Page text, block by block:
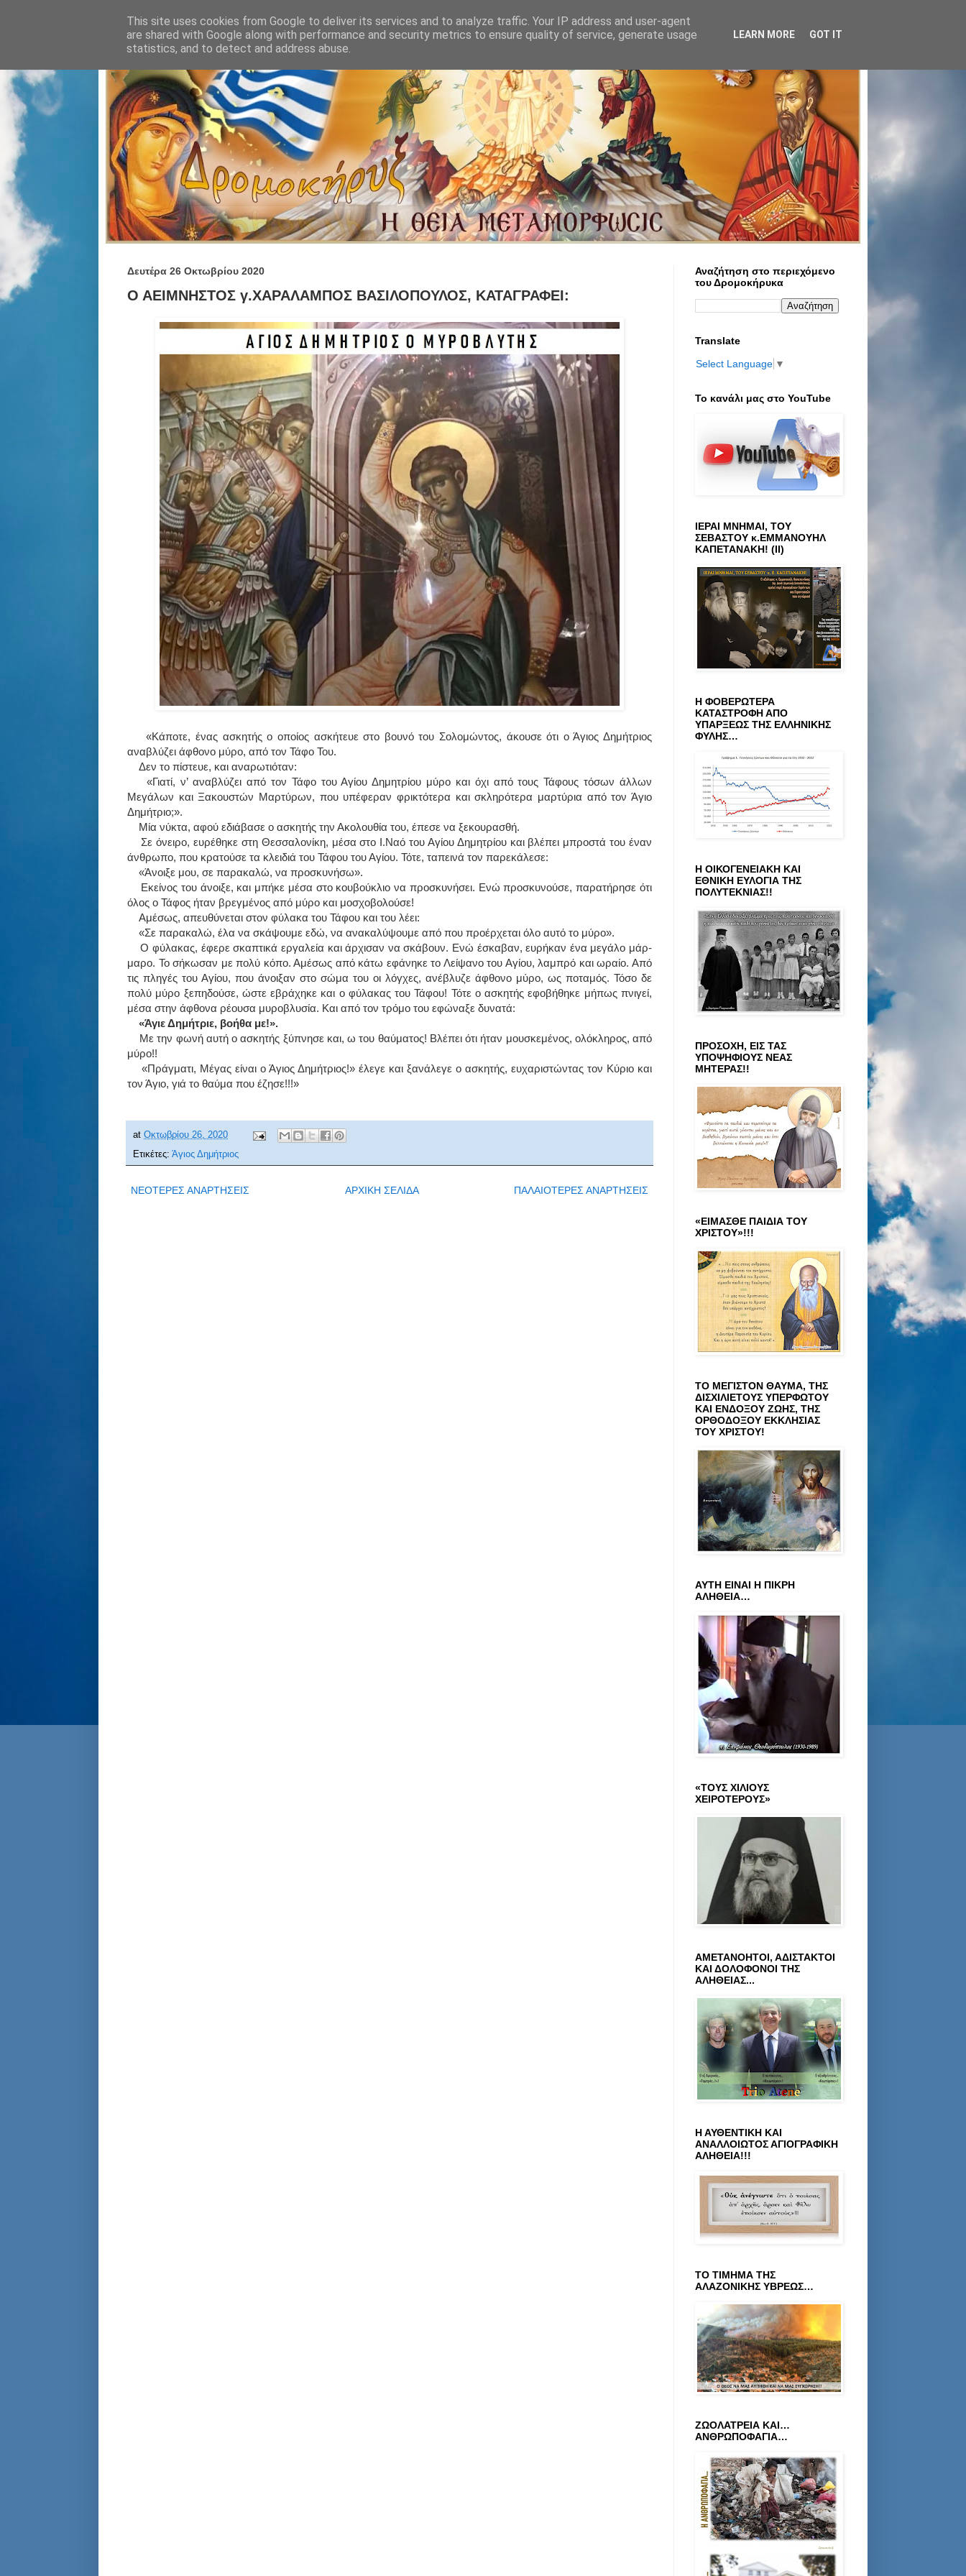
Δευτέρα 26 Οκτωβρίου 2020
Ο ΑΕΙΜΝΗΣΤΟΣ γ.ΧΑΡΑΛΑΜΠΟΣ ΒΑΣΙΛΟΠΟΥΛΟΣ, ΚΑΤΑΓΡΑΦΕΙ:
«Κάποτε, ένας ασκητής ο οποίος ασκήτευε στο βουνό του Σολομώντος, άκουσε ότι ο Άγιος Δημήτριος
αναβλύζει άφθονο μύρο, από τον Τάφο Του.
Δεν το πίστευε, και αναρωτιόταν:
«Γιατί, ν’ αναβλύζει από τον Τάφο του Αγίου Δημητρίου μύρο και όχι από τους Τά­φους τόσων άλλων
Μεγάλων και Ξακουστών Μαρτύ­ρων, που υπέ­φεραν φρικτότερα και σκληρότερα μαρτύ­ρια από τον Άγιο
Δημή­τριο;».
Μία νύκτα, αφού εδιάβασε ο α­σκη­τής την Ακολουθία του, έπεσε να ξεκουρασθή.
Σε όνειρο, ευρέθηκε στη Θεσσαλονίκη, μέσα στο Ι.Ναό του Αγίου Δημητρίου και βλέπει μπροστά του έναν
άνθρω­πο, που κρατούσε τα κλειδιά του Τάφου του Αγίου. Τότε, ταπεινά τον παρεκάλεσε:
«Άνοιξε μου, σε παρακαλώ, να προσκυ­νήσω».
Εκείνος του άνοιξε, και μπήκε μέσα στο κουβού­κλιο να προσ­κυνήσει. Ενώ προσκυνού­σε, παρατήρησε ότι
όλος ο Τάφος ήταν βρε­γμέ­νος από μύρο και μοσχοβολούσε!
Αμέσως, απευθύνεται στον φύλακα του Τάφου και του λέει:
«Σε παρακαλώ, έλα να σκάψουμε εδώ, να ανακαλύψουμε από που προέρχεται όλο αυτό το μύρο».
Ο φύλακας, έφερε σκα­πτικά εργαλεία και άρχισαν να σκάβουν. Ενώ έσκαβαν, ευρήκαν ένα μεγάλο μάρ­
μαρο. Το σήκωσαν με πολύ κόπο. Αμέσως από κάτω εφάνηκε το Λείψανο του Αγίου, λαμπρό και ωραίο. Από
τις πληγές του Αγίου, που άνοιξαν στο σώμα του οι λόγχες, ανέβλυζε άφθονο μύρο, ως ποταμός. Τόσο δε
πολύ μύρο ξεπηδούσε, ώστε εβράχηκε και ο φύλακας του Τάφου! Τότε ο ασκητής εφοβήθηκε μήπως πνιγεί,
μέσα στην άφθονα ρέουσα μυροβλυσία. Και από τον τρόμο του εφώναξε δυνατά:
«Άγιε Δημήτριε, βοήθα με!».
Με την φωνή αυτή ο ασκητής ξύπνησε και, ω του θαύματος! Βλέπει ότι ήταν μουσκεμένος, ολόκληρος, από
μύρο!!
«Πράγματι, Μέγας είναι ο Άγιος Δημή­τριος!» έλεγε και ξανάλεγε ο ασκητής, ευχαριστώντας τον Κύριο και
τον Άγιο, γιά το θαύμα που έζησε!!!»
at Οκτωβρίου 26, 2020
Ετικέτες: Άγιος Δημήτριος
ΝΕΟΤΕΡΕΣ ΑΝΑΡΤΗΣΕΙΣ ΠΑΛΑΙΟΤΕΡΕΣ ΑΝΑΡΤΗΣΕΙΣ
ΑΡΧΙΚΗ ΣΕΛΙΔΑ
Αναζήτηση στο περιεχόμενο
του Δρομοκήρυκα
Translate
Select Language ▼
Το κανάλι μας στο ΥοuTube
ΙΕΡΑΙ ΜΝΗΜΑΙ, ΤΟΥ
ΣΕΒΑΣΤΟΥ κ.ΕΜΜΑΝΟΥΗΛ
ΚΑΠΕΤΑΝΑΚΗ! (ΙΙ)
Η ΦΟΒΕΡΩΤΕΡΑ
ΚΑΤΑΣΤΡΟΦΗ ΑΠΟ
ΥΠΑΡΞΕΩΣ ΤΗΣ ΕΛΛΗΝΙΚΗΣ
ΦΥΛΗΣ…
Η ΟΙΚΟΓΕΝΕΙΑΚΗ ΚΑΙ
ΕΘΝΙΚΗ ΕΥΛΟΓΙΑ ΤΗΣ
ΠΟΛΥΤΕΚΝΙΑΣ!!
ΠΡΟΣΟΧΗ, ΕΙΣ ΤΑΣ
ΥΠΟΨΗΦΙΟΥΣ ΝΕΑΣ
ΜΗΤΕΡΑΣ!!
«ΕΙΜΑΣΘΕ ΠΑΙΔΙΑ ΤΟΥ
ΧΡΙΣΤΟΥ»!!!
ΤΟ ΜΕΓΙΣΤΟΝ ΘΑΥΜΑ, ΤΗΣ
ΔΙΣΧΙΛΙΕΤΟΥΣ ΥΠΕΡΦΩΤΟΥ
ΚΑΙ ΕΝΔΟΞΟΥ ΖΩΗΣ, ΤΗΣ
ΟΡΘΟΔΟΞΟΥ ΕΚΚΛΗΣΙΑΣ
ΤΟΥ ΧΡΙΣΤΟΥ!
ΑΥΤΗ ΕΙΝΑΙ Η ΠΙΚΡΗ
ΑΛΗΘΕΙΑ…
«ΤΟΥΣ ΧΙΛΙΟΥΣ
ΧΕΙΡΟΤΕΡΟΥΣ»
ΑΜΕΤΑΝΟΗΤΟΙ, ΑΔΙΣΤΑΚΤΟΙ
ΚΑΙ ΔΟΛΟΦΟΝΟΙ ΤΗΣ
ΑΛΗΘΕΙΑΣ...
Η ΑΥΘΕΝΤΙΚΗ ΚΑΙ
ΑΝΑΛΛΟΙΩΤΟΣ ΑΓΙΟΓΡΑΦΙΚΗ
ΑΛΗΘΕΙΑ!!!
ΤΟ ΤΙΜΗΜΑ ΤΗΣ
ΑΛΑΖΟΝΙΚΗΣ ΥΒΡΕΩΣ…
ΖΩΟΛΑΤΡΕΙΑ ΚΑΙ…
ΑΝΘΡΩΠΟΦΑΓΙΑ…
This site uses cookies from Google to deliver its services and to analyze traffic. Your IP address and user-agent
are shared with Google along with performance and security metrics to ensure quality of service, generate usage
statistics, and to detect and address abuse.
LEARN MORE GOT IT